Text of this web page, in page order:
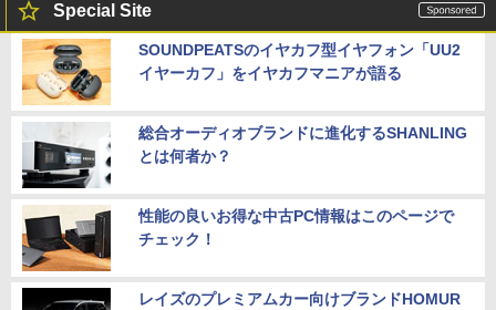
Special Site
SOUNDPEATSのイヤカフ型イヤフォン「UU2
イヤーカフ」をイヤカフマニアが語る
総合オーディオブランドに進化するSHANLING
とは何者か？
性能の良いお得な中古PC情報はこのページで
チェック！
レイズのプレミアムカー向けブランドHOMUR